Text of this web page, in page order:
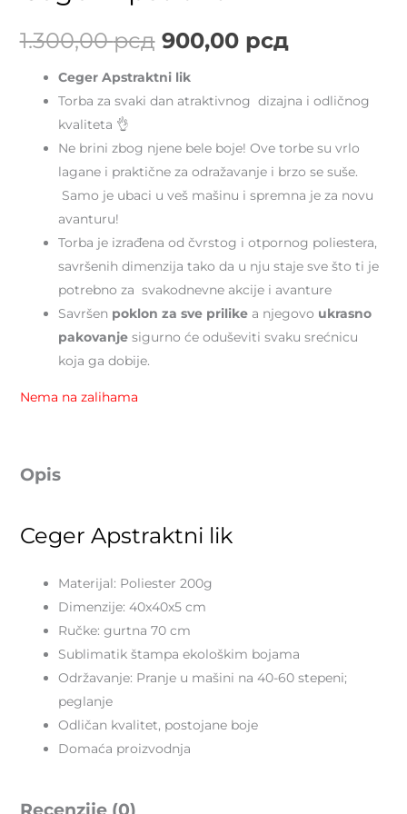
1.300,00рсд
bila:
1.300,00 рсд.
900,00 рсд
900,00
Ceger Apstraktni lik
Torba za svaki dan atraktivnog dizajna i odličnog
kvaliteta 👌
Ne brini zbog njene bele boje! Ove torbe su vrlo
lagane i praktične za odražavanje i brzo se suše.
Samo je ubaci u veš mašinu i spremna je za novu
avanturu!
Torba je izrađena od čvrstog i otpornog poliestera,
savršenih dimenzija tako da u nju staje sve što ti je
potrebno za svakodnevne akcije i avanture
Savršen poklon za sve prilikea njegovo ukrasno
pakovanje sigurno će oduševiti svaku srećnicu
koja ga dobije.
Nema na zalihama
Opis
Ceger Apstraktni lik
Materijal: Poliester 200g
Dimenzije: 40x40x5 cm
Ručke: gurtna 70 cm
Sublimatik štampa ekološkim bojama
Održavanje: Pranje u mašini na 40-60 stepeni;
peglanje
Odličan kvalitet, postojane boje
Domaća proizvodnja
Recenzije (0)